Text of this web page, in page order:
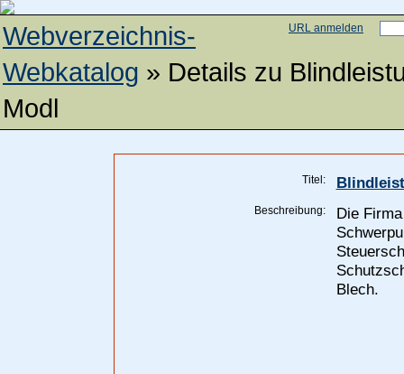
URL anmelden
Webverzeichnis-
Webkatalog » Details zu
Modl
Titel:
Beschreibung:
Die
Blech.